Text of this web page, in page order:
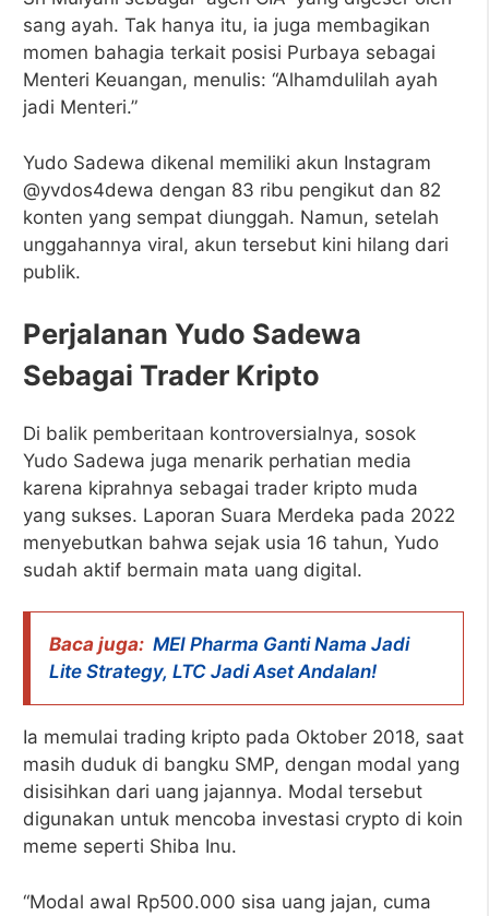
sang ayah. Tak hanya itu, ia juga membagikan
momen bahagia terkait posisi Purbaya sebagai
Menteri Keuangan, menulis: “Alhamdulilah ayah
jadi Menteri.”
Yudo Sadewa dikenal memiliki akun Instagram
@yvdos4dewa dengan 83 ribu pengikut dan 82
konten yang sempat diunggah. Namun, setelah
unggahannya viral, akun tersebut kini hilang dari
publik.
Perjalanan Yudo Sadewa
Sebagai Trader Kripto
Di balik pemberitaan kontroversialnya, sosok
Yudo Sadewa juga menarik perhatian media
karena kiprahnya sebagai trader kripto muda
yang sukses. Laporan Suara Merdeka pada 2022
menyebutkan bahwa sejak usia 16 tahun, Yudo
sudah aktif bermain mata uang digital.
Baca juga: MEI Pharma Ganti Nama Jadi
Lite Strategy, LTC Jadi Aset Andalan!
Ia memulai trading kripto pada Oktober 2018, saat
masih duduk di bangku SMP, dengan modal yang
disisihkan dari uang jajannya. Modal tersebut
digunakan untuk mencoba investasi crypto di koin
meme seperti Shiba Inu.
“Modal awal Rp500.000 sisa uang jajan, cuma